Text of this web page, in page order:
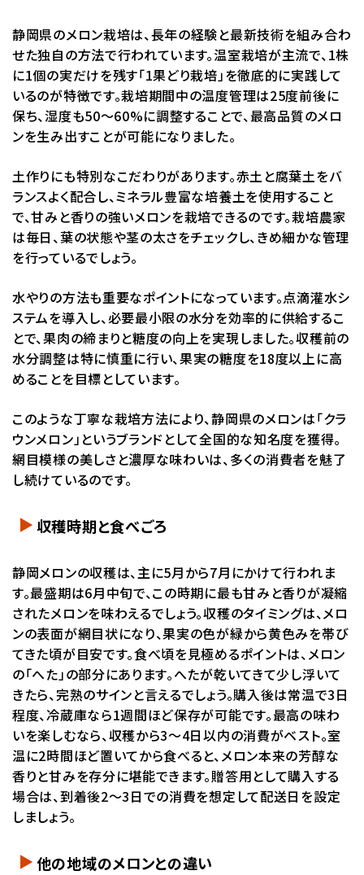
静岡県のメロン栽培は、長年の経験と最新技術を組み合わ
せた独自の方法で行われています。温室栽培が主流で、1株
に1個の実だけを残す「1果どり栽培」を徹底的に実践して
いるのが特徴です。栽培期間中の温度管理は25度前後に
保ち、湿度も50〜60%に調整することで、最高品質のメロ
ンを生み出すことが可能になりました。
土作りにも特別なこだわりがあります。赤土と腐葉土をバ
ランスよく配合し、ミネラル豊富な培養土を使用すること
で、甘みと香りの強いメロンを栽培できるのです。栽培農家
は毎日、葉の状態や茎の太さをチェックし、きめ細かな管理
を行っているでしょう。
水やりの方法も重要なポイントになっています。点滴灌水シ
ステムを導入し、必要最小限の水分を効率的に供給するこ
とで、果肉の締まりと糖度の向上を実現しました。収穫前の
水分調整は特に慎重に行い、果実の糖度を18度以上に高
めることを目標としています。
このような丁寧な栽培方法により、静岡県のメロンは「クラ
ウンメロン」というブランドとして全国的な知名度を獲得。
網目模様の美しさと濃厚な味わいは、多くの消費者を魅了
し続けているのです。
収穫時期と食べごろ
静岡メロンの収穫は、主に5月から7月にかけて行われま
す。最盛期は6月中旬で、この時期に最も甘みと香りが凝縮
されたメロンを味わえるでしょう。収穫のタイミングは、メロ
ンの表面が網目状になり、果実の色が緑から黄色みを帯び
てきた頃が目安です。食べ頃を見極めるポイントは、メロン
の「へた」の部分にあります。へたが乾いてきて少し浮いて
きたら、完熟のサインと言えるでしょう。購入後は常温で3日
程度、冷蔵庫なら1週間ほど保存が可能です。最高の味わ
いを楽しむなら、収穫から3〜4日以内の消費がベスト。室
温に2時間ほど置いてから食べると、メロン本来の芳醇な
香りと甘みを存分に堪能できます。贈答用として購入する
場合は、到着後2〜3日での消費を想定して配送日を設定
しましょう。
他の地域のメロンとの違い